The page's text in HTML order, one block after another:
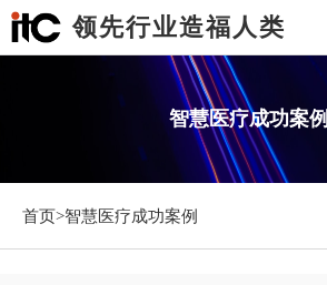
领先行业造福人类
智慧医疗成功案例
首页>智慧医疗成功案例